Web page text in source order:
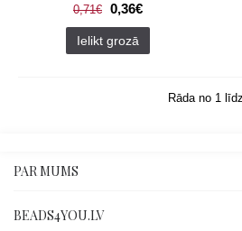
0,71€ 0,36€
Ielikt grozā
Rāda no 1
PAR MUMS
BEADS4YOU.LV